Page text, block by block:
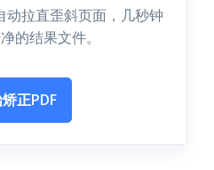
动拉直歪斜页面，几秒钟
的结果文件。
正PDF